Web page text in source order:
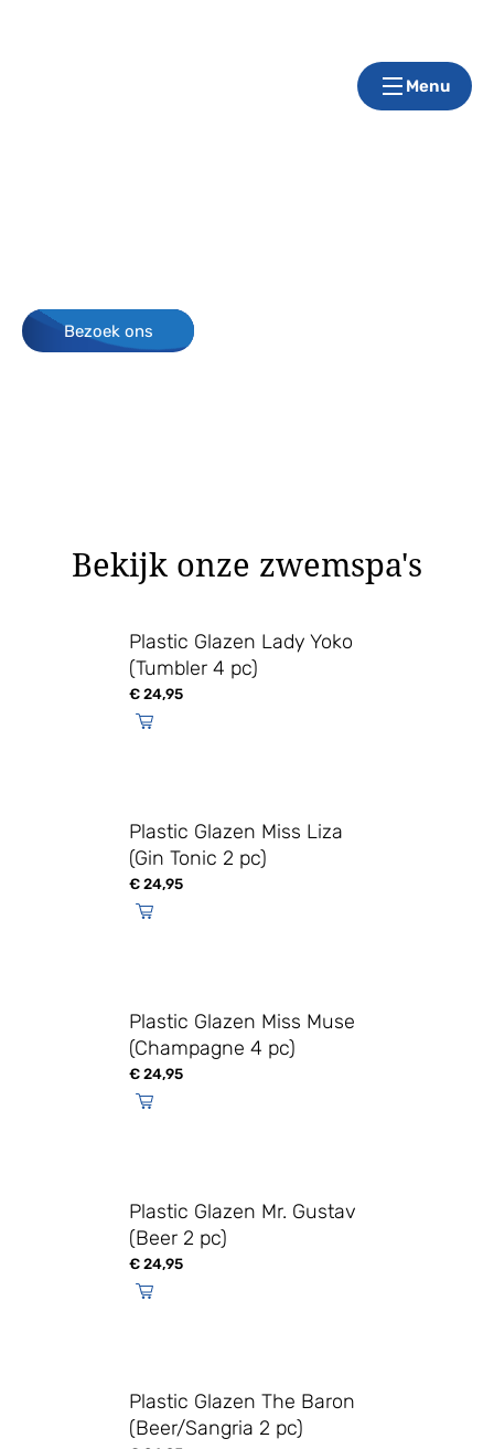
Menu
Bezoek ons
Bekijk onze zwemspa's
Plastic Glazen Lady Yoko
(Tumbler 4 pc)
€24,95
Plastic Glazen Miss Liza
(Gin Tonic 2 pc)
€24,95
Plastic Glazen Miss Muse
(Champagne 4 pc)
€24,95
Plastic Glazen Mr. Gustav
(Beer 2 pc)
€24,95
Plastic Glazen The Baron
(Beer/Sangria 2 pc)